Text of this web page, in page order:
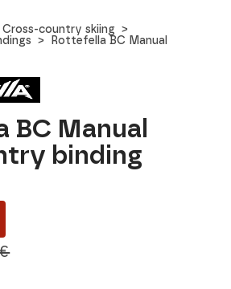
Cross-country skiing
Rottefella BC Manual
BC Manual
binding
€